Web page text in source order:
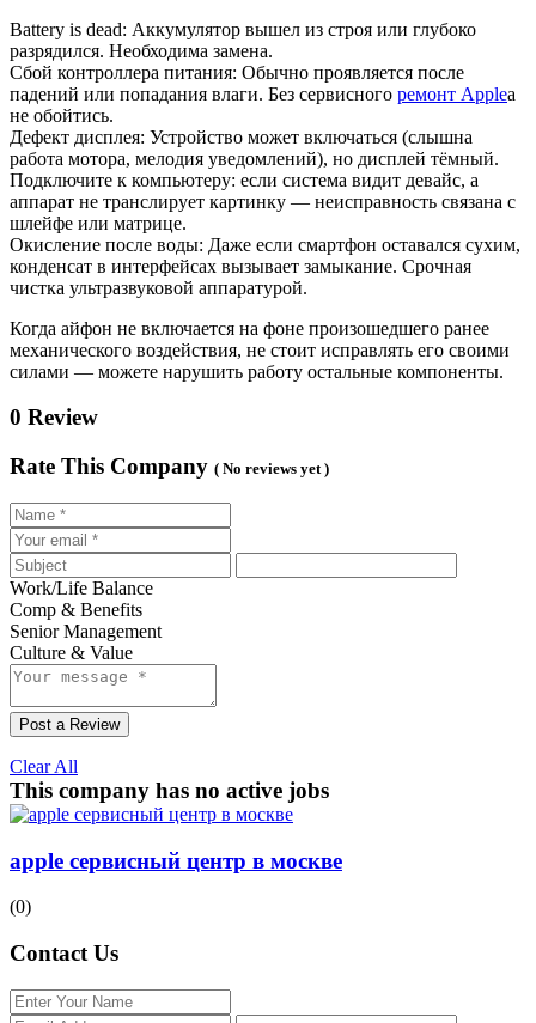
Battery is dead: Аккумулятор вышел из строя или глубоко
разрядился. Необходима замена.
Сбой контроллера питания: Обычно проявляется после
падений или попадания влаги. Без сервисного ремонт Appleа
не обойтись.
Дефект дисплея: Устройство может включаться (слышна
работа мотора, мелодия уведомлений), но дисплей тёмный.
Подключите к компьютеру: если система видит девайс, а
аппарат не транслирует картинку — неисправность связана с
шлейфе или матрице.
Окисление после воды: Даже если смартфон оставался сухим,
конденсат в интерфейсах вызывает замыкание. Срочная
чистка ультразвуковой аппаратурой.
Когда айфон не включается на фоне произошедшего ранее
механического воздействия, не стоит исправлять его своими
силами — можете нарушить работу остальные компоненты.
0 Review
Rate This Company ( No reviews yet )
Work/Life Balance
Comp & Benefits
Senior Management
Culture & Value
Post a Review
Clear All
This company has no active jobs
apple сервисный центр в москве
(0)
Contact Us